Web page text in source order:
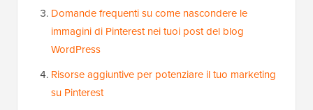
Domande frequenti su come nascondere le
immagini di Pinterest nei tuoi post del blog
WordPress
Risorse aggiuntive per potenziare il tuo marketing
su Pinterest